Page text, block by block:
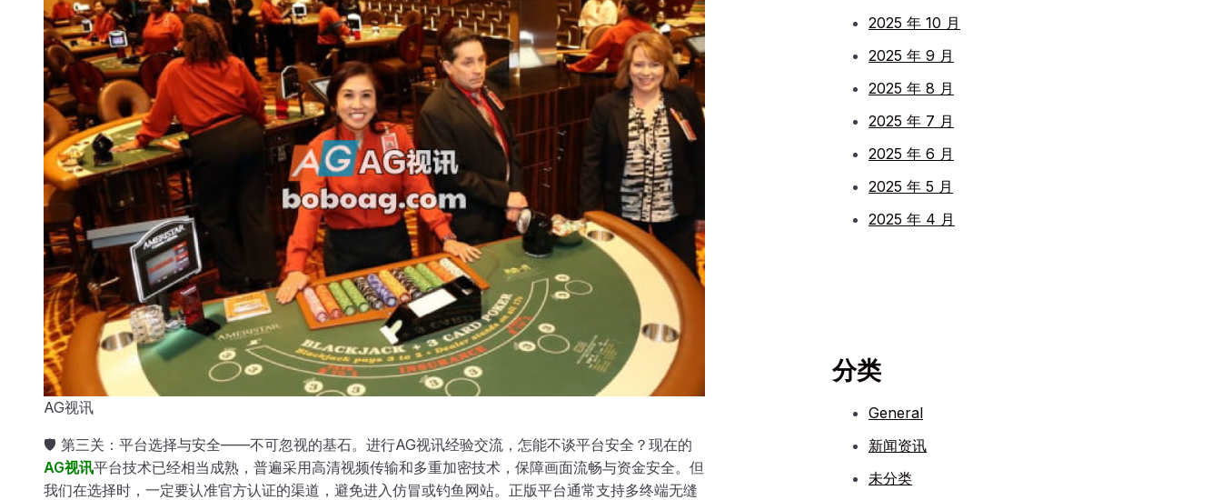
AG视讯
🛡️ 第三关：平台选择与安全——不可忽视的基石。进行AG视讯经验交流，怎能不谈平台安全？现在的
AG视讯平台技术已经相当成熟，普遍采用高清视频传输和多重加密技术，保障画面流畅与资金安全。但
我们在选择时，一定要认准官方认证的渠道，避免进入仿冒或钓鱼网站。正版平台通常支持多终端无缝
2025 年 10 月
2025 年 9 月
2025 年 8 月
2025 年 7 月
2025 年 6 月
2025 年 5 月
2025 年 4 月
分类
General
新闻资讯
未分类